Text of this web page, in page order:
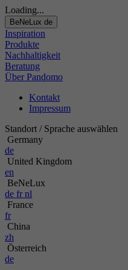
Loading...
BeNeLux de
Inspiration
Produkte
Nachhaltigkeit
Beratung
Über Pandomo
Kontakt
Impressum
Standort / Sprache auswählen
Germany
de
United Kingdom
en
BeNeLux
de fr nl
France
fr
China
zh
Österreich
de